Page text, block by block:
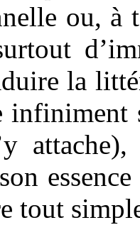
ou, à
la
infiniment
tout